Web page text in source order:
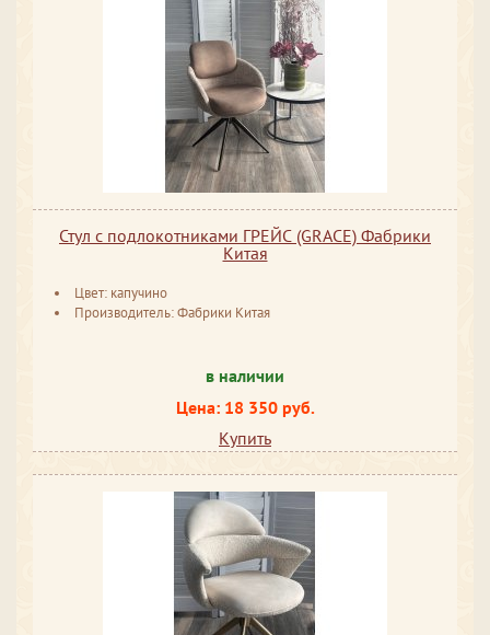
Стул с подлокотниками ГРЕЙС (GRACE) Фабрики
Китая
Цвет: капучино
Производитель: Фабрики Китая
в наличии
Цена: 18 350 руб.
Купить